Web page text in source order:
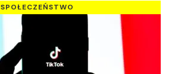
SPOŁECZEŃSTWO